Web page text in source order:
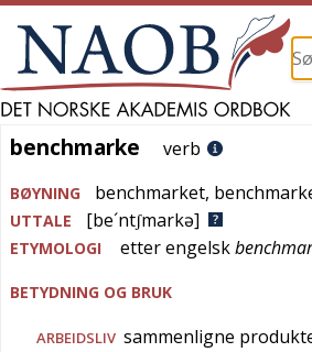
benchmarke
benchmarke verb
BØYNING benchmarket,
UTTALE [be´ntʃmarkə]
ETYMOLOGI etterengelsk
BETYDNING OG BRUK
ARBEIDSLIV sammenligne